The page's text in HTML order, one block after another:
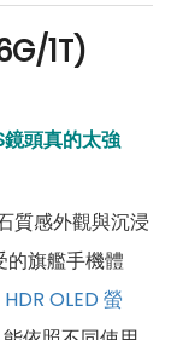
1T)
頭真的太強
質感外觀與沉浸
的旗艦手機體
HDR OLED 螢